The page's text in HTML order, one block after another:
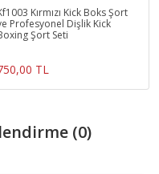
Kırmızı Kick Boks Şort
Profesyonel Dişlik Kick
Şort Seti
TL
(0)